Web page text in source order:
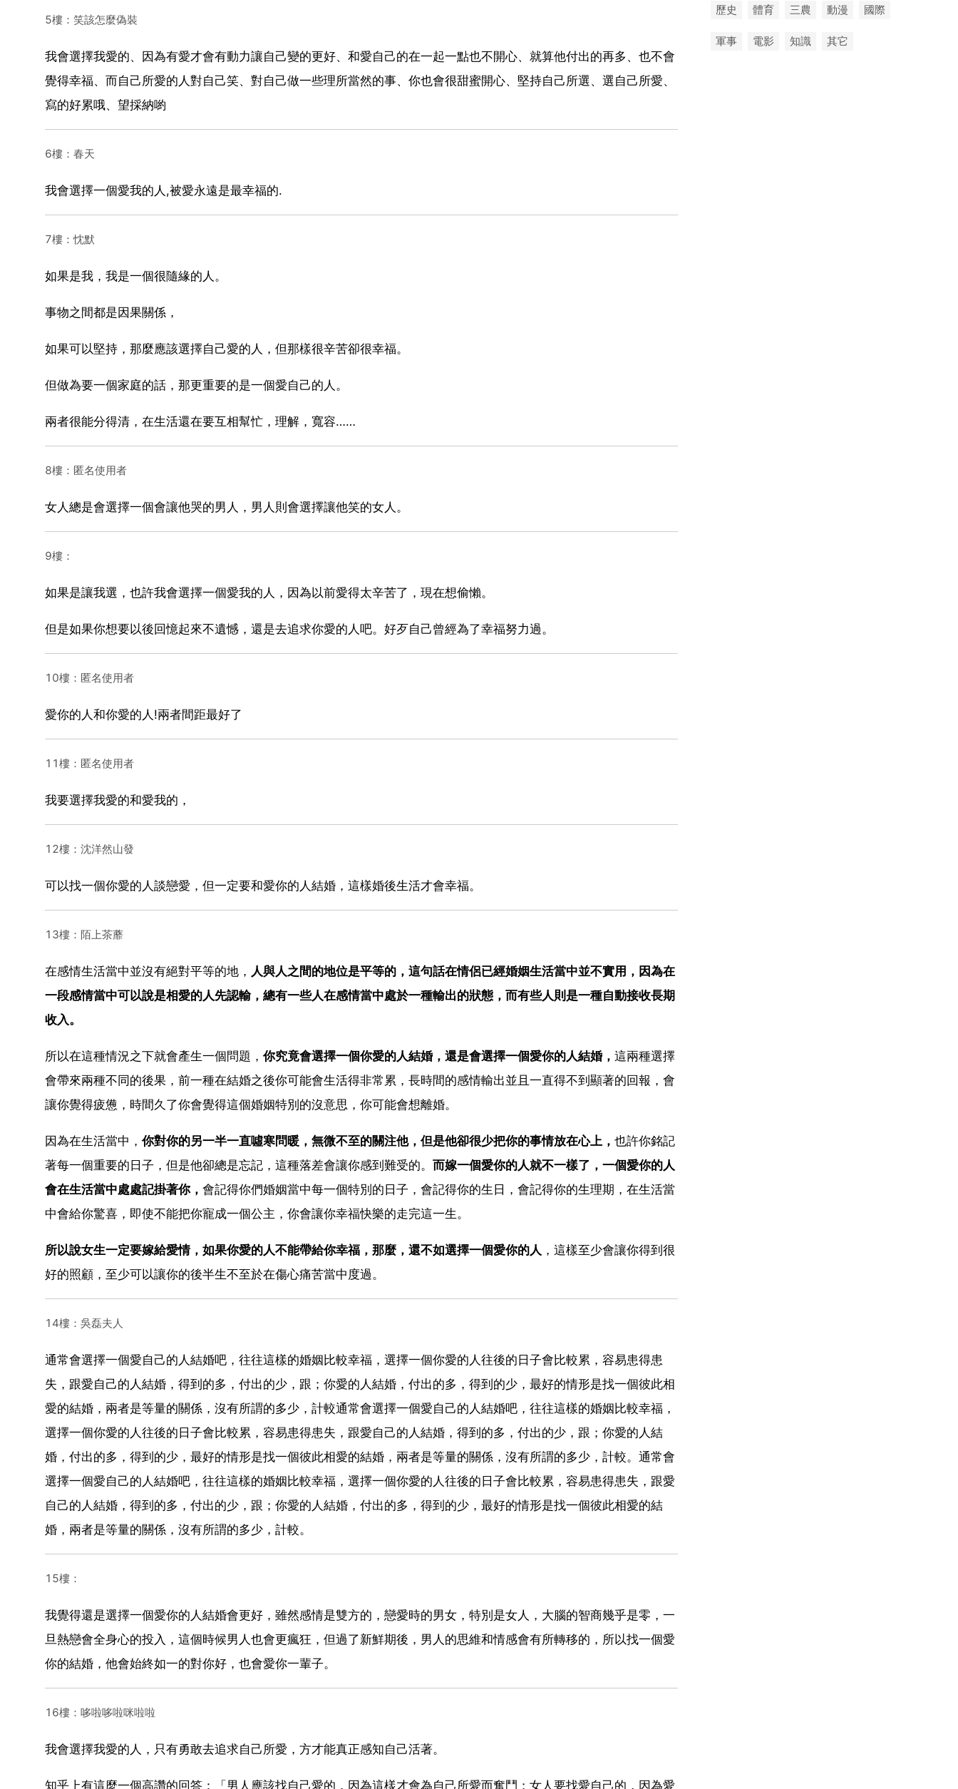
5樓：笑該怎麼偽裝
我會選擇我愛的、因為有愛才會有動力讓自己變的更好、和愛自己的在一起一點也不開心、就算他付出的再多、也不會
覺得幸福、而自己所愛的人對自己笑、對自己做一些理所當然的事、你也會很甜蜜開心、堅持自己所選、選自己所愛、
寫的好累哦、望採納喲
6樓：春天
我會選擇一個愛我的人,被愛永遠是最幸福的.
7樓：忱默
如果是我，我是一個很隨緣的人。
事物之間都是因果關係，
如果可以堅持，那麼應該選擇自己愛的人，但那樣很辛苦卻很幸福。
但做為要一個家庭的話，那更重要的是一個愛自己的人。
兩者很能分得清，在生活還在要互相幫忙，理解，寬容……
8樓：匿名使用者
女人總是會選擇一個會讓他哭的男人，男人則會選擇讓他笑的女人。
9樓：
如果是讓我選，也許我會選擇一個愛我的人，因為以前愛得太辛苦了，現在想偷懶。
但是如果你想要以後回憶起來不遺憾，還是去追求你愛的人吧。好歹自己曾經為了幸福努力過。
10樓：匿名使用者
愛你的人和你愛的人!兩者間距最好了
11樓：匿名使用者
我要選擇我愛的和愛我的，
12樓：沈洋然山發
可以找一個你愛的人談戀愛，但一定要和愛你的人結婚，這樣婚後生活才會幸福。
13樓：陌上茶蘼
在感情生活當中並沒有絕對平等的地， 人與人之間的地位是平等的，這句話在情侶已經婚姻生活當中並不實用，因為在
一段感情當中可以說是相愛的人先認輸，總有一些人在感情當中處於一種輸出的狀態，而有些人則是一種自動接收長期
收入。
所以在這種情況之下就會產生一個問題，你究竟會選擇一個你愛的人結婚，還是會選擇一個愛你的人結婚， 這兩種選擇
會帶來兩種不同的後果，前一種在結婚之後你可能會生活得非常累，長時間的感情輸出並且一直得不到顯著的回報，會
讓你覺得疲憊，時間久了你會覺得這個婚姻特別的沒意思，你可能會想離婚。
因為在生活當中，你對你的另一半一直噓寒問暖，無微不至的關注他，但是他卻很少把你的事情放在心上， 也許你銘記
著每一個重要的日子，但是他卻總是忘記，這種落差會讓你感到難受的。 而嫁一個愛你的人就不一樣了，一個愛你的人
會在生活當中處處記掛著你， 會記得你們婚姻當中每一個特別的日子，會記得你的生日，會記得你的生理期，在生活當
中會給你驚喜，即使不能把你寵成一個公主，你會讓你幸福快樂的走完這一生。
所以說女生一定要嫁給愛情，如果你愛的人不能帶給你幸福，那麼，還不如選擇一個愛你的人 ，這樣至少會讓你得到很
好的照顧，至少可以讓你的後半生不至於在傷心痛苦當中度過。
14樓：吳磊夫人
通常會選擇一個愛自己的人結婚吧，往往這樣的婚姻比較幸福，選擇一個你愛的人往後的日子會比較累，容易患得患
失，跟愛自己的人結婚，得到的多，付出的少，跟；你愛的人結婚，付出的多，得到的少，最好的情形是找一個彼此相
愛的結婚，兩者是等量的關係，沒有所謂的多少，計較通常會選擇一個愛自己的人結婚吧，往往這樣的婚姻比較幸福，
選擇一個你愛的人往後的日子會比較累，容易患得患失，跟愛自己的人結婚，得到的多，付出的少，跟；你愛的人結
婚，付出的多，得到的少，最好的情形是找一個彼此相愛的結婚，兩者是等量的關係，沒有所謂的多少，計較。通常會
選擇一個愛自己的人結婚吧，往往這樣的婚姻比較幸福，選擇一個你愛的人往後的日子會比較累，容易患得患失，跟愛
自己的人結婚，得到的多，付出的少，跟；你愛的人結婚，付出的多，得到的少，最好的情形是找一個彼此相愛的結
婚，兩者是等量的關係，沒有所謂的多少，計較。
15樓：
我覺得還是選擇一個愛你的人結婚會更好，雖然感情是雙方的，戀愛時的男女，特別是女人，大腦的智商幾乎是零，一
旦熱戀會全身心的投入，這個時候男人也會更瘋狂，但過了新鮮期後，男人的思維和情感會有所轉移的，所以找一個愛
你的結婚，他會始終如一的對你好，也會愛你一輩子。
16樓：哆啦哆啦咪啦啦
我會選擇我愛的人，只有勇敢去追求自己所愛，方才能真正感知自己活著。
知乎上有這麼一個高讚的回答：「男人應該找自己愛的，因為這樣才會為自己所愛而奮鬥；女人要找愛自己的，因為愛
歷史 體育 三農 動漫 國際
軍事 電影 知識 其它